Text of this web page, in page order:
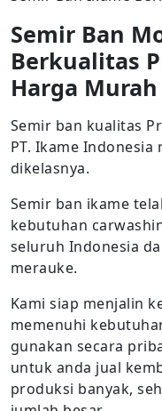
Semir Ban
Berkualitas
Harga Murah
Semir ban kualitas
PT. Ikame
dikelasnya.
Semir ban ikame
kebutuhan
seluruh Indonesia
merauke.
Kami siap menjalin
memenuhi
gunakan secara
untuk anda jual
produksi banyak,